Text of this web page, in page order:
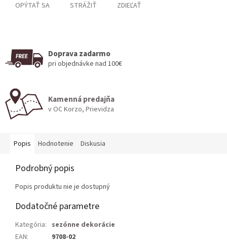
OPÝTAŤ SA STRÁŽIŤ ZDIEĽAŤ
Doprava zadarmo
pri objednávke nad 100€
Kamenná predajňa
v OC Korzo, Prievidza
Popis Hodnotenie Diskusia
Podrobný popis
Popis produktu nie je dostupný
Dodatočné parametre
Kategória: sezónne dekorácie
EAN: 9708-02